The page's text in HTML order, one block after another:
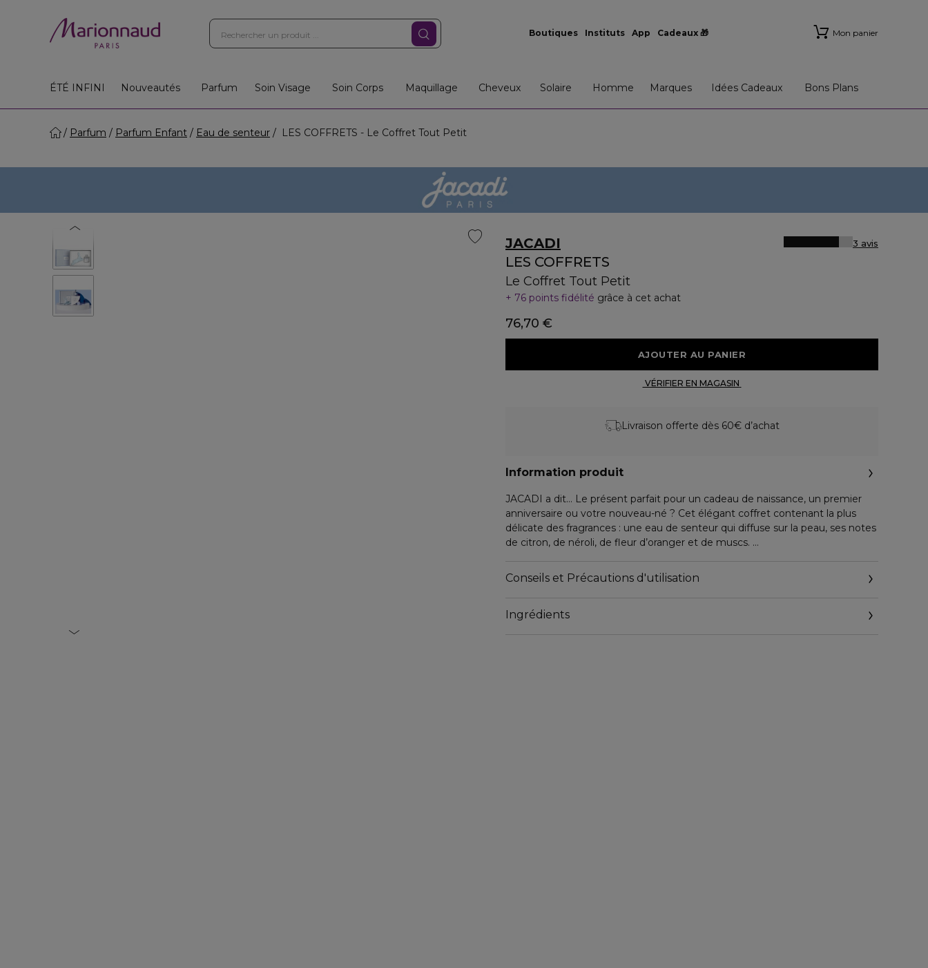
Boutiques Instituts App Cadeaux 🎁 Mon panier
ÉTÉ INFINI Nouveautés Parfum Soin Visage Soin Corps Maquillage Cheveux Solaire Homme Marques Idées Cadeaux Bons Plans
Parfum Parfum Enfant Eau de senteur LES COFFRETS - Le Coffret Tout Petit
JACADI
LES COFFRETS
Le Coffret Tout Petit
3 avis
76 points fidélité grâce à cet achat
76,70 €
Livraison offerte dès 60€ d’achat
Information produit
JACADI a dit… Le présent parfait pour un cadeau de naissance, un premier
anniversaire ou votre nouveau-né ? Cet élégant coffret contenant la plus
délicate des fragrances : une eau de senteur qui diffuse sur la peau, ses notes
de citron, de néroli, de fleur d’oranger et de muscs.
ravissant ourson, tout habillé de bleu.
Conseils et Précautions d'utilisation
Ingrédients